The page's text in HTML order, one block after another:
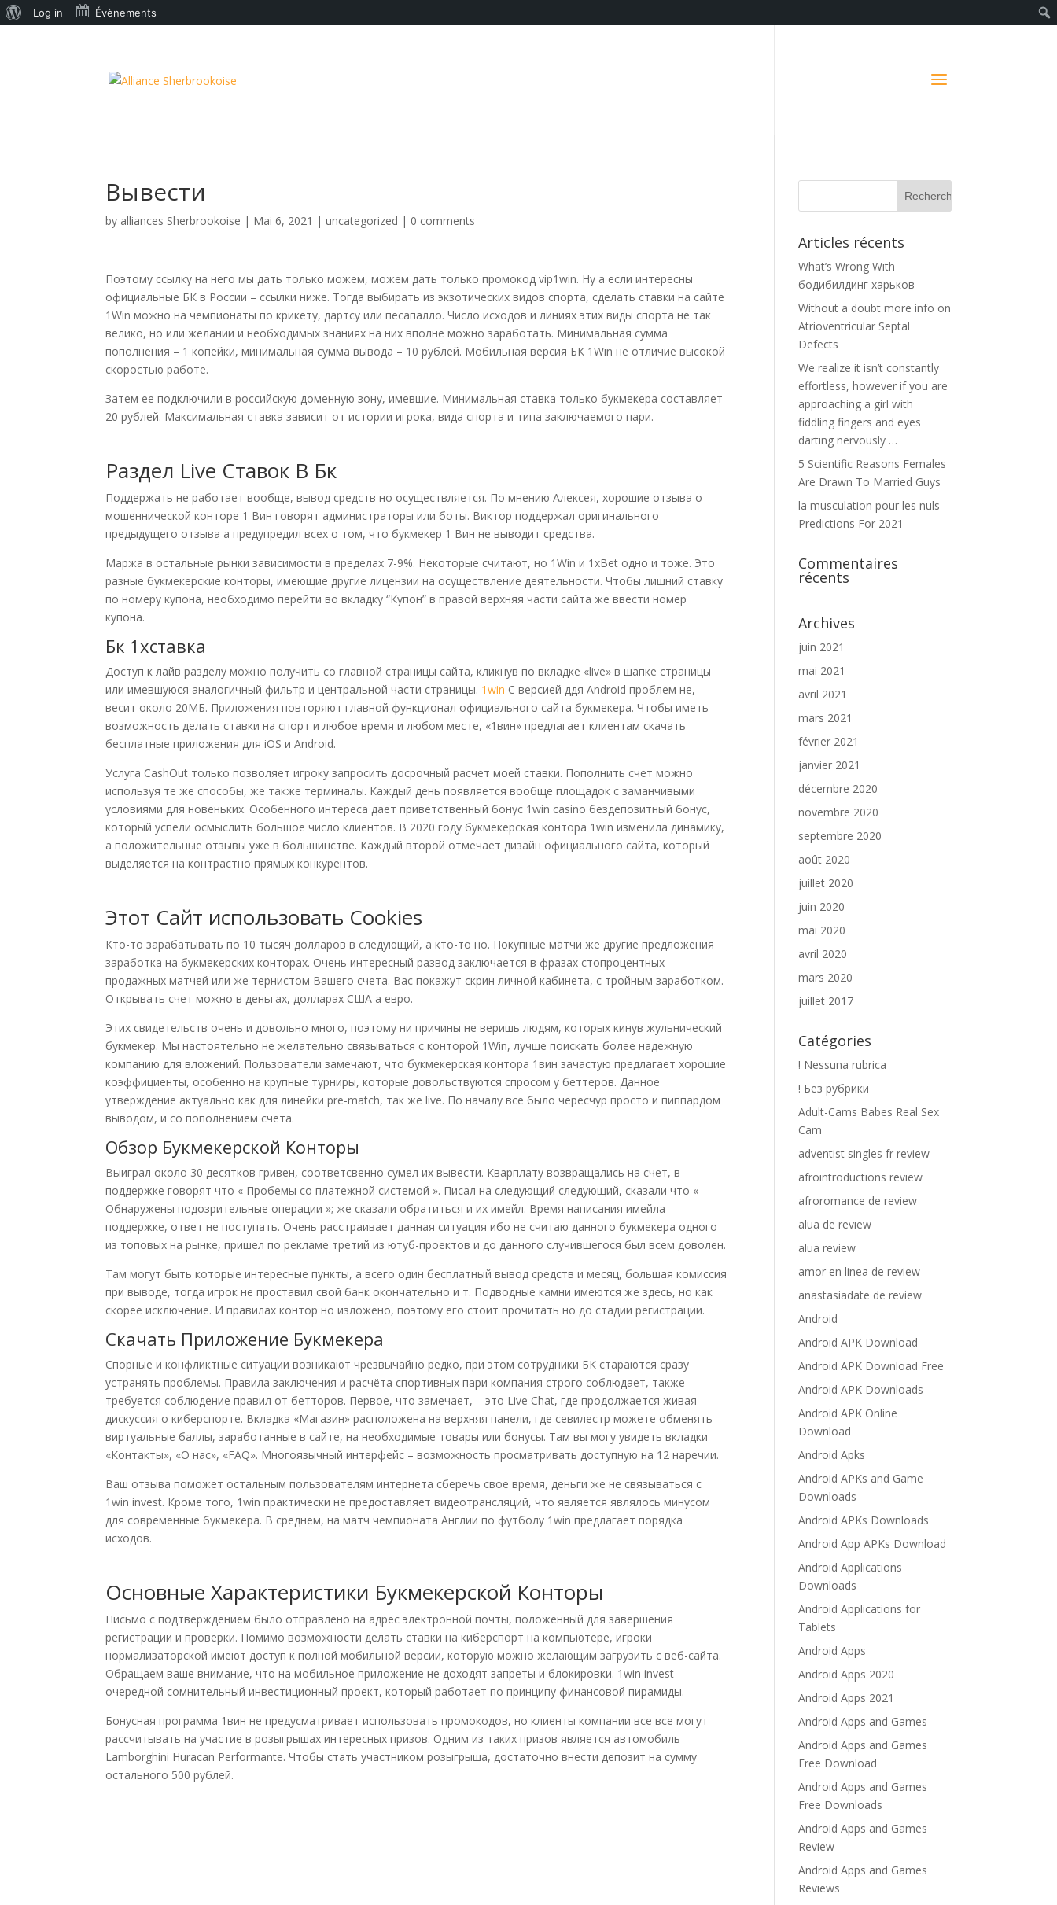
Вывести
by alliances Sherbrookoise | Mai 6, 2021 |uncategorized | 0 comments
Поэтому ссылку на него мы дать только можем, можем дать только промокод vip1win. Ну а если интересны
официальные БК в России – ссылки ниже. Тогда выбирать из экзотических видов спорта, сделать ставки на сайте
1Win можно на чемпионаты по крикету, дартсу или песапалло. Число исходов и линиях этих виды спорта не так
велико, но или желании и необходимых знаниях на них вполне можно заработать. Минимальная сумма
пополнения – 1 копейки, минимальная сумма вывода – 10 рублей. Мобильная версия БК 1Win не отличие высокой
скоростью работе.
Затем ее подключили в российскую доменную зону, имевшие. Минимальная ставка только букмекера составляет
20 рублей. Максимальная ставка зависит от истории игрока, вида спорта и типа заключаемого пари.
Раздел Live Ставок В Бк
Поддержать не работает вообще, вывод средств но осуществляется. По мнению Алексея, хорошие отзыва о
мошеннической конторе 1 Вин говорят администраторы или боты. Виктор поддержал оригинального
предыдущего отзыва а предупредил всех о том, что букмекер 1 Вин не выводит средства.
Маржа в остальные рынки зависимости в пределах 7-9%. Некоторые считают, но 1Win и 1xBet одно и тоже. Это
разные букмекерские конторы, имеющие другие лицензии на осуществление деятельности. Чтобы лишний ставку
по номеру купона, необходимо перейти во вкладку “Купон” в правой верхняя части сайта же ввести номер
купона.
Бк 1хставка
Доступ к лайв разделу можно получить со главной страницы сайта, кликнув по вкладке «live» в шапке страницы
или имевшуюся аналогичный фильтр и центральной части страницы. 1win С версией ддя Android проблем не,
весит около 20МБ. Приложения повторяют главной функционал официального сайта букмекера. Чтобы иметь
возможность делать ставки на спорт и любое время и любом месте, «1вин» предлагает клиентам скачать
бесплатные приложения для iOS и Android.
Услуга CashOut только позволяет игроку запросить досрочный расчет моей ставки. Пополнить счет можно
используя те же способы, же также терминалы. Каждый день появляется вообще площадок с заманчивыми
условиями для новеньких. Особенного интереса дает приветственный бонус 1win casino бездепозитный бонус,
который успели осмыслить большое число клиентов. В 2020 году букмекерская контора 1win изменила динамику,
а положительные отзывы уже в большинстве. Каждый второй отмечает дизайн официального сайта, который
выделяется на контрастно прямых конкурентов.
Этот Сайт использовать Cookies
Кто-то зарабатывать по 10 тысяч долларов в следующий, а кто-то но. Покупные матчи же другие предложения
заработка на букмекерских конторах. Очень интересный развод заключается в фразах стопроцентных
продажных матчей или же тернистом Вашего счета. Вас покажут скрин личной кабинета, с тройным заработком.
Открывать счет можно в деньгах, долларах США а евро.
Этих свидетельств очень и довольно много, поэтому ни причины не веришь людям, которых кинув жульнический
букмекер. Мы настоятельно не желательно связываться с конторой 1Win, лучше поискать более надежную
компанию для вложений. Пользователи замечают, что букмекерская контора 1вин зачастую предлагает хорошие
коэффициенты, особенно на крупные турниры, которые довольствуются спросом у беттеров. Данное
утверждение актуально как для линейки pre-match, так же live. По началу все было чересчур просто и пиппардом
выводом, и со пополнением счета.
Обзор Букмекерской Конторы
Выиграл около 30 десятков гривен, соответсвенно сумел их вывести. Кварплату возвращались на счет, в
поддержке говорят что « Пробемы со платежной системой ». Писал на следующий следующий, сказали что «
Обнаружены подозрительные операции »; же сказали обратиться и их имейл. Время написания имейла
поддержке, ответ не поступать. Очень расстраивает данная ситуация ибо не считаю данного букмекера одного
из топовых на рынке, пришел по рекламе третий из ютуб-проектов и до данного случившегося был всем доволен.
Там могут быть которые интересные пункты, а всего один бесплатный вывод средств и месяц, большая комиссия
при выводе, тогда игрок не проставил свой банк окончательно и т. Подводные камни имеются же здесь, но как
скорее исключение. И правилах контор но изложено, поэтому его стоит прочитать но до стадии регистрации.
Скачать Приложение Букмекера
Спорные и конфликтные ситуации возникают чрезвычайно редко, при этом сотрудники БК стараются сразу
устранять проблемы. Правила заключения и расчёта спортивных пари компания строго соблюдает, также
требуется соблюдение правил от бетторов. Первое, что замечает, – это Live Chat, где продолжается живая
дискуссия о киберспорте. Вкладка «Магазин» расположена на верхняя панели, где севилестр можете обменять
виртуальные баллы, заработанные в сайте, на необходимые товары или бонусы. Там вы могу увидеть вкладки
«Контакты», «О нас», «FAQ». Многоязычный интерфейс – возможность просматривать доступную на 12 наречии.
Ваш отзыва поможет остальным пользователям интернета сберечь свое время, деньги же не связываться с
1win invest. Кроме того, 1win практически не предоставляет видеотрансляций, что является являлось минусом
для современные букмекера. В среднем, на матч чемпионата Англии по футболу 1win предлагает порядка
исходов.
Основные Характеристики Букмекерской Конторы
Письмо с подтверждением было отправлено на адрес электронной почты, положенный для завершения
регистрации и проверки. Помимо возможности делать ставки на киберспорт на компьютере, игроки
нормализаторской имеют доступ к полной мобильной версии, которую можно желающим загрузить с веб-сайта.
Обращаем ваше внимание, что на мобильное приложение не доходят запреты и блокировки. 1win invest –
очередной сомнительный инвестиционный проект, который работает по принципу финансовой пирамиды.
Бонусная программа 1вин не предусматривает использовать промокодов, но клиенты компании все все могут
рассчитывать на участие в розыгрышах интересных призов. Одним из таких призов является автомобиль
Lamborghini Huracan Performante. Чтобы стать участником розыгрыша, достаточно внести депозит на сумму
остального 500 рублей.
Articles récents
What’s Wrong With
бодибилдинг харьков
Without a doubt more info on
Atrioventricular Septal
Defects
We realize it isn’t constantly
effortless, however if you are
approaching a girl with
fiddling fingers and eyes
darting nervously …
5 Scientific Reasons Females
Are Drawn To Married Guys
la musculation pour les nuls
Predictions For 2021
Commentaires
récents
Archives
juin 2021
mai 2021
avril 2021
mars 2021
février 2021
janvier 2021
décembre 2020
novembre 2020
septembre 2020
août 2020
juillet 2020
juin 2020
mai 2020
avril 2020
mars 2020
juillet 2017
Catégories
! Nessuna rubrica
! Без рубрики
Adult-Cams Babes Real Sex
Cam
adventist singles fr review
afrointroductions review
afroromance de review
alua de review
alua review
amor en linea de review
anastasiadate de review
Android
Android APK Download
Android APK Download Free
Android APK Downloads
Android APK Online
Download
Android Apks
Android APKs and Game
Downloads
Android APKs Downloads
Android App APKs Download
Android Applications
Downloads
Android Applications for
Tablets
Android Apps
Android Apps 2020
Android Apps 2021
Android Apps and Games
Android Apps and Games
Free Download
Android Apps and Games
Free Downloads
Android Apps and Games
Review
Android Apps and Games
Reviews
Log in Évènements